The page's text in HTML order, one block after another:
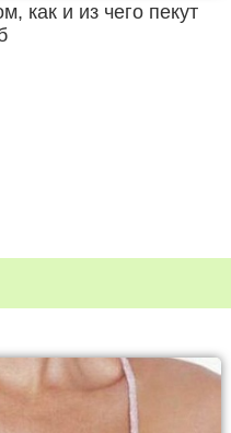
как и из чего пекут